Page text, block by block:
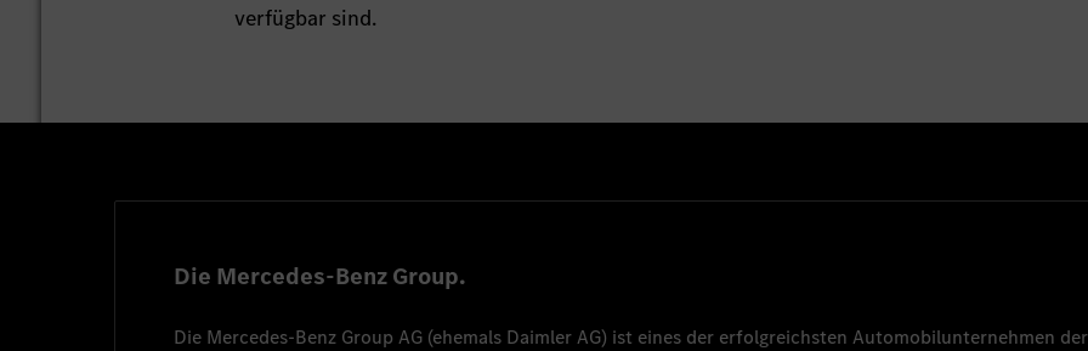
verfügbar sind.
Die Mercedes-Benz Group.
Die Mercedes-Benz Group AG (ehemals Daimler AG) ist eines der erfolgreichsten Automobilunternehmen